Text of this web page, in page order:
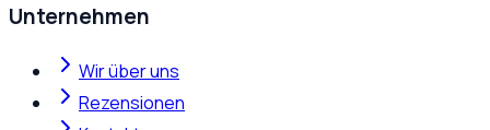
Unternehmen
Wir über uns
Rezensionen